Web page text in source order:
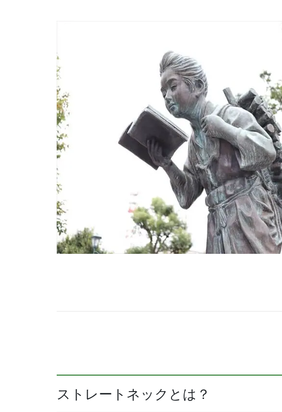
ストレートネックとは？